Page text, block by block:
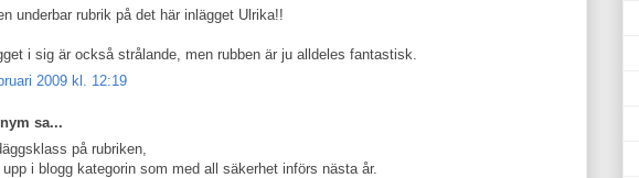
underbar rubrik på det här inlägget Ulrika!!
i sig är också strålande, men rubben är ju alldeles fantastisk.
2009 kl. 12:19
sa...
på rubriken,
i blogg kategorin som med all säkerhet införs nästa år.